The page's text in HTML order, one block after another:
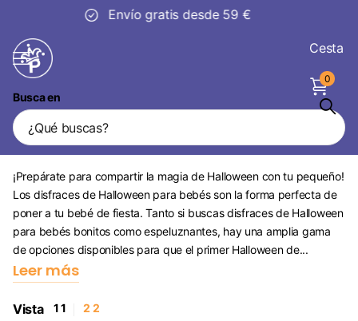
30 díasde devolución
Busca en
Cesta
0
Disfraces de Halloween para
bebés
¡Prepárate para compartir la magia de Halloween con tu pequeño!
Los disfraces de Halloween para bebés son la forma perfecta de
poner a tu bebé de fiesta. Tanto si buscas disfraces de Halloween
para bebés bonitos como espeluznantes, hay una amplia gama
de opciones disponibles para que el primer Halloween de...
Leer más
Vista 11 2 2